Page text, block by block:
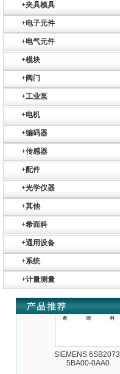
+夹具模具
+电子元件
+电气元件
+模块
+阀门
+工业泵
+电机
+编码器
+传感器
+配件
+光学仪器
+其他
+希而科
+通用设备
+系统
+计量测量
SR+KH-AFB AF24-
德国HBM
5BA00-0AA0